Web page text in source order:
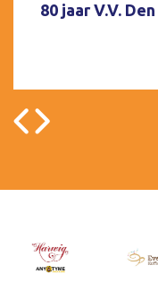
80 jaar V.V.